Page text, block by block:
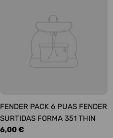
FENDER PACK 6 PUAS FENDER
SURTIDAS FORMA 351 THIN
Precio
6,00 €